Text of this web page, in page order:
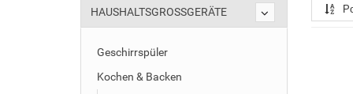
HAUSHALTSGROSSGERÄTE
Geschirrspüler
Kochen & Backen